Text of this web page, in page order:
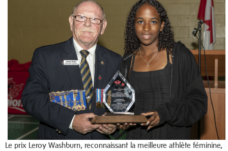
Le prix Leroy Washburn, reconnaissant la meilleure athlète féminine,